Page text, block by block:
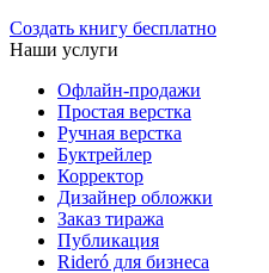
Создать книгу бесплатно
Наши услуги
Офлайн-продажи
Простая верстка
Ручная верстка
Буктрейлер
Корректор
Дизайнер обложки
Заказ тиража
Публикация
Rideró для бизнеса